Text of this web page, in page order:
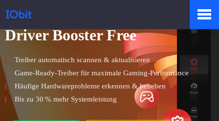
Shop
Driver Booster Free
Treiber automatisch scannen & aktualisieren
Game-Ready-Treiber für maximale Gaming-Performance
Häufige Hardwareprobleme erkennen & beheben
Bis zu 30 % mehr Systemleistung